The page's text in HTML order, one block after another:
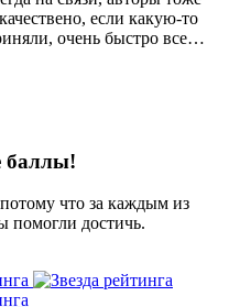
если какую-то
очень быстро все
что такое возможно, но
баллы!
что за каждым из
помогли достичь.